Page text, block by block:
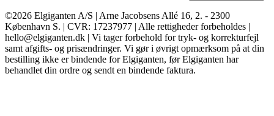
©2026 Elgiganten A/S | Arne Jacobsens Allé 16, 2. - 2300
København S. | CVR: 17237977 | Alle rettigheder forbeholdes |
hello@elgiganten.dk | Vi tager forbehold for tryk- og korrekturfejl
samt afgifts- og prisændringer. Vi gør i øvrigt opmærksom på at din
bestilling ikke er bindende for Elgiganten, før Elgiganten har
behandlet din ordre og sendt en bindende faktura.